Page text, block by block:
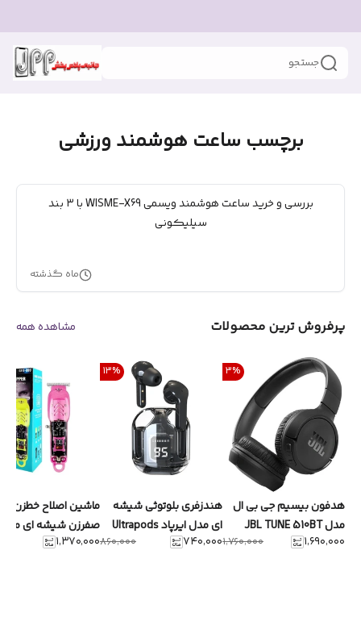
جستجو
برچسب ساعت هوشمند ورزشی
بررسی و خرید ساعت هوشمند ویسمی WISME-X69 با ۳ بند
سیلیکونی
ماه گذشته
پرفروش ترین محصولات مشاهده همه
3%
هدفون بیسیم جی بی ال
مدل JBL TUNE 510BT
۱٬۶۹۰٬۰۰۰
۱٬۷۶۰٬۰۰۰
13%
هندزفری بلوتوثی شیشه
ای مدل ایرپاد Ultrapods
max
۷۴۰٬۰۰۰ ۸۶۰٬۰۰۰
ماشین اصلاح خطزن و
صفرزن شیشه ای مدل
GYT-999 با نمایشگر led
۱٬۳۷۰٬۰۰۰